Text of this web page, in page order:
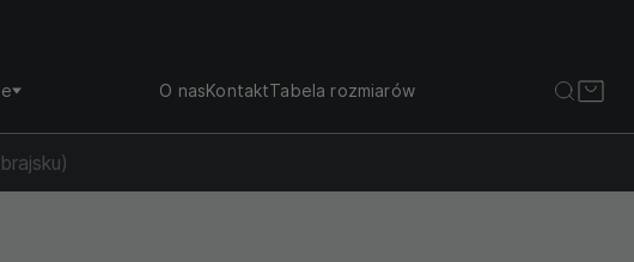
O nasKontaktTabela rozmiarów